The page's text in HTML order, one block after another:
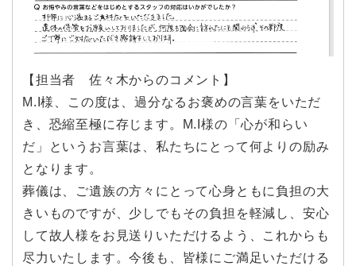
【担当者 佐々木からのコメント】
M.I様、この度は、過分なるお褒めの言葉をいただ
き、恐縮至極に存じます。M.I様の「心が和らい
だ」というお言葉は、私たちにとって何よりの励み
となります。
葬儀は、ご遺族の方々にとって心身ともに負担の大
きいものですが、少しでもその負担を軽減し、安心
して故人様をお見送りいただけるよう、これからも
尽力いたします。今後も、皆様にご満足いただける